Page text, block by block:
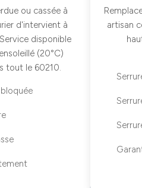
ou cassée à
d'intervient à
disponible
(20°C)
tout le 60210.
artisan